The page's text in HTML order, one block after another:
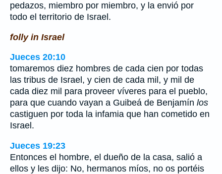
pedazos, miembro por miembro, y la envió por
todo el territorio de Israel.
folly in Israel
Jueces 20:10
tomaremos diez hombres de cada cien por todas
las tribus de Israel, y cien de cada mil, y mil de
cada diez mil para proveer víveres para el pueblo,
para que cuando vayan a Guibeá de Benjamín los
castiguen por toda la infamia que han cometido en
Israel.
Jueces 19:23
Entonces el hombre, el dueño de la casa, salió a
ellos y les dijo: No, hermanos míos, no os portéis